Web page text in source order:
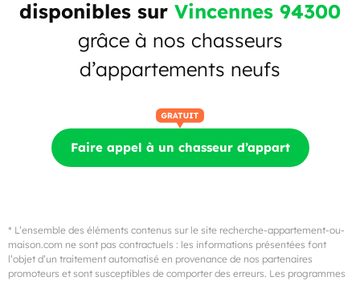
disponibles sur Vincennes 94300
grâce à nos chasseurs
d’appartements neufs
Faire appel à un chasseur d’appart
* L’ensemble des éléments contenus sur le site recherche-appartement-ou-
maison.com ne sont pas contractuels : les informations présentées font
l’objet d’un traitement automatisé en provenance de nos partenaires
promoteurs et sont susceptibles de comporter des erreurs. Les programmes